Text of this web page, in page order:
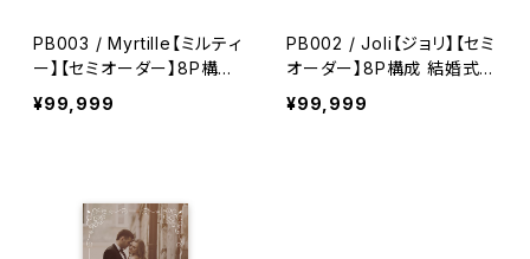
PB003 / Myrtille【ミルティ
ー】【セミオーダー】8P構成
結婚式プロフィールブック
¥99,999
PB002 / Joli【ジョリ】【セミ
オーダー】8P構成 結婚式プ
ロフィールブック
¥99,999